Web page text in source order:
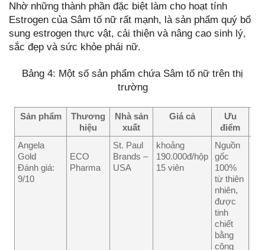
Nhờ những thành phần đặc biệt làm cho hoạt tính
Estrogen của Sâm tố nữ rất mạnh, là sản phẩm quý bổ
sung estrogen thực vật, cải thiện và nâng cao sinh lý,
sắc đẹp và sức khỏe phái nữ.
Bảng 4: Một số sản phẩm chứa Sâm tố nữ trên thị
trường
Sản phẩm
Thương
hiệu
Nhà sản
xuất
Giá cả
Ưu
điểm
Angela
Gold
Đánh giá:
9/10
ECO
Pharma
St. Paul
Brands –
USA
khoảng
190.000đ/hộp
15 viên
Nguồn
gốc
100%
từ thiên
nhiên,
được
tinh
chiết
bằng
công